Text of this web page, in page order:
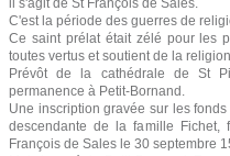
il s'agit de St François de Sales.
C'est la période des guerres de
Ce saint prélat était zélé pour les
toutes vertus et soutient de la
Prévôt de la cathédrale de St
permanence à Petit-Bornand.
Une inscription gravée sur les
descendante de la famille
François de Sales le 30 septembre